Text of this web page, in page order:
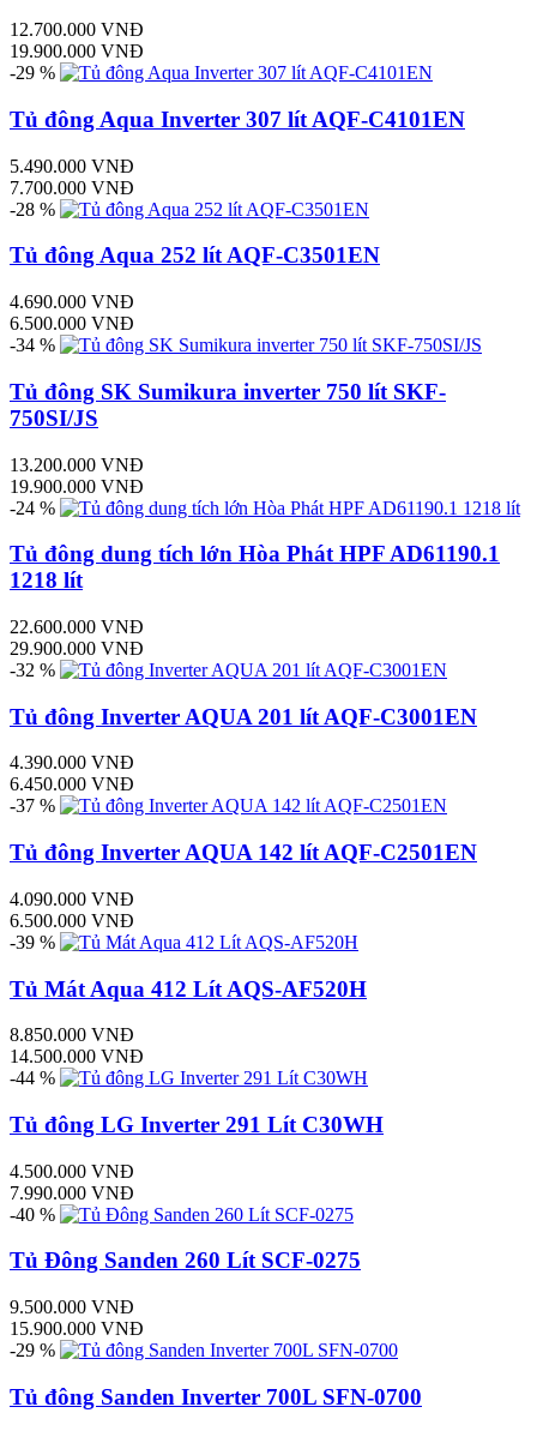
12.700.000 VNĐ
19.900.000 VNĐ
-29 %
Tủ đông Aqua Inverter 307 lít AQF-C4101EN
5.490.000 VNĐ
7.700.000 VNĐ
-28 %
Tủ đông Aqua 252 lít AQF-C3501EN
4.690.000 VNĐ
6.500.000 VNĐ
-34 %
Tủ đông SK Sumikura inverter 750 lít SKF-
750SI/JS
13.200.000 VNĐ
19.900.000 VNĐ
-24 %
Tủ đông dung tích lớn Hòa Phát HPF AD61190.1
1218 lít
22.600.000 VNĐ
29.900.000 VNĐ
-32 %
Tủ đông Inverter AQUA 201 lít AQF-C3001EN
4.390.000 VNĐ
6.450.000 VNĐ
-37 %
Tủ đông Inverter AQUA 142 lít AQF-C2501EN
4.090.000 VNĐ
6.500.000 VNĐ
-39 %
Tủ Mát Aqua 412 Lít AQS-AF520H
8.850.000 VNĐ
14.500.000 VNĐ
-44 %
Tủ đông LG Inverter 291 Lít C30WH
4.500.000 VNĐ
7.990.000 VNĐ
-40 %
Tủ Đông Sanden 260 Lít SCF-0275
9.500.000 VNĐ
15.900.000 VNĐ
-29 %
Tủ đông Sanden Inverter 700L SFN-0700